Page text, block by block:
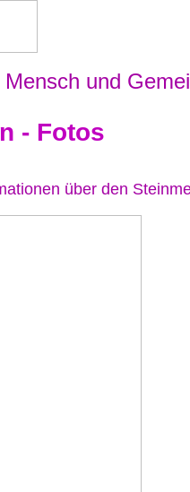
Mensch und
- Fotos
über den